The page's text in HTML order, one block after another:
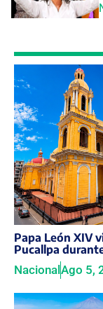
Papa León XIV
Pucallpa
Nacional Ago 5,